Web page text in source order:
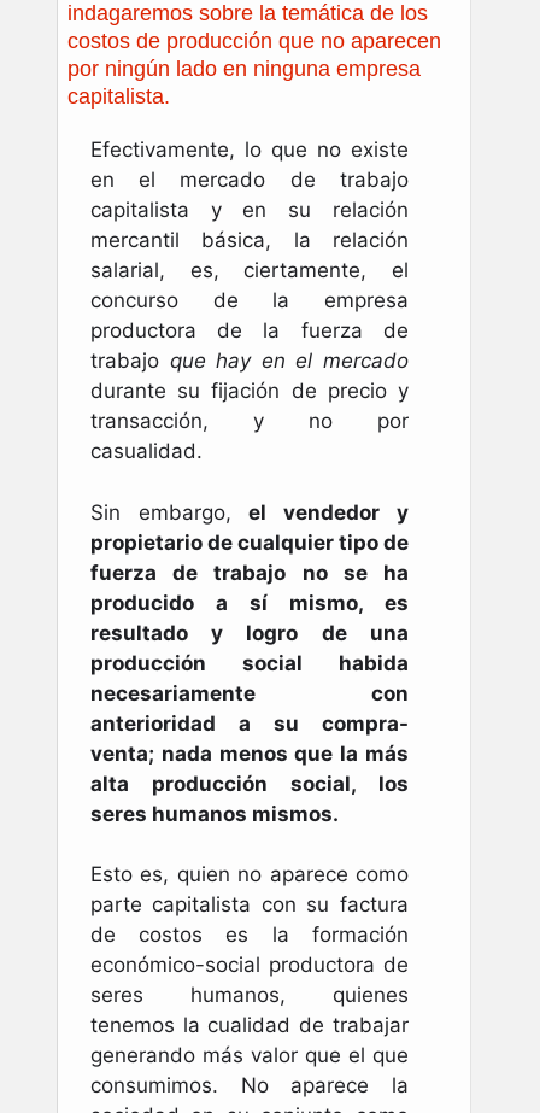
indagaremos sobre la temática de los
costos de producción que no aparecen
por ningún lado en ninguna empresa
capitalista.
Efectivamente, lo que no existe
en el mercado de trabajo
capitalista y en su relación
mercantil básica, la relación
salarial, es, ciertamente, el
concurso de la empresa
productora de la fuerza de
trabajo que hay en el mercado
durante su fijación de precio y
transacción, y no por
casualidad.
Sin embargo, el vendedor y
propietario de cualquier tipo de
fuerza de trabajo no se ha
producido a sí mismo, es
resultado y logro de una
producción social habida
necesariamente con
anterioridad a su compra-
venta; nada menos que la más
alta producción social, los
seres humanos mismos.
Esto es, quien no aparece como
parte capitalista con su factura
de costos es la formación
económico-social productora de
seres humanos, quienes
tenemos la cualidad de trabajar
generando más valor que el que
consumimos. No aparece la